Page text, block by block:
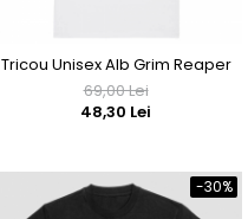
Tricou Unisex Alb Grim Reaper
69,00 Lei
48,30 Lei
-30%